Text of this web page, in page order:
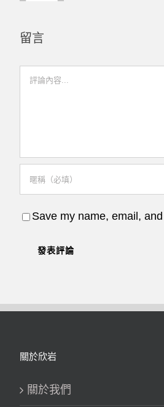
留言
Comment
Save my name, email,
關於欣岩
關於我們